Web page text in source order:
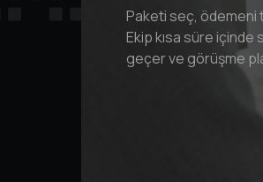
Paketi seç, ödemeni
Ekip kısa süre içinde
geçer ve görüşme